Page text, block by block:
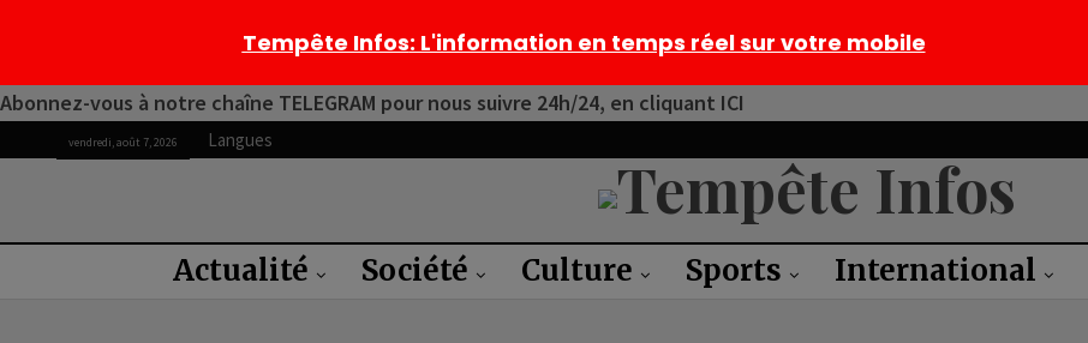
Abonnez-vous à notre chaîne TELEGRAM pour nous suivre 24h/24, en cliquant ICI
vendredi, août 7, 2026 Langues
Actualité Société Culture Sports International
Tempête Infos: L'information en temps réel sur votre mobile